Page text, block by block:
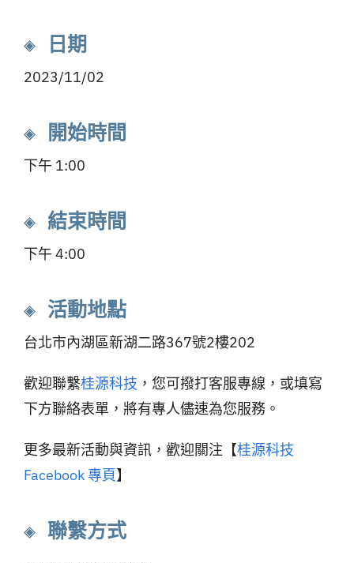
◈ 日期
2023/11/02
◈ 開始時間
下午 1:00
◈ 結束時間
下午 4:00
◈ 活動地點
台北市內湖區新湖二路367號2樓202
歡迎聯繫桂源科技 ，您可撥打客服專線，或填寫
下方聯絡表單，將有專人儘速為您服務。
更多最新活動與資訊，歡迎關注【桂源科技
Facebook 專頁】
◈ 聯繫方式